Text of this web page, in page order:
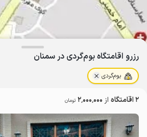
رزرو اقامتگاه بوم‌گردی در سمنان
بوم‌گردی
2 اقامتگاه از 2٬000٬000 تومان